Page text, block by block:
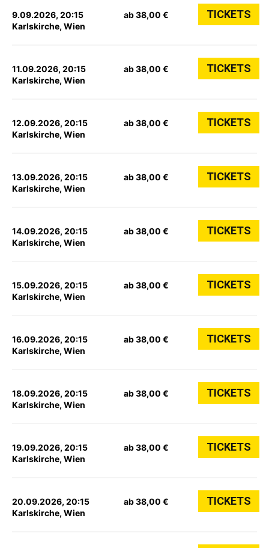
9.09.2026, 20:15
Karlskirche, Wien
ab 38,00 € TICKETS
11.09.2026, 20:15
Karlskirche, Wien
ab 38,00 € TICKETS
12.09.2026, 20:15
Karlskirche, Wien
ab 38,00 € TICKETS
13.09.2026, 20:15
Karlskirche, Wien
ab 38,00 € TICKETS
14.09.2026, 20:15
Karlskirche, Wien
ab 38,00 € TICKETS
15.09.2026, 20:15
Karlskirche, Wien
ab 38,00 € TICKETS
16.09.2026, 20:15
Karlskirche, Wien
ab 38,00 € TICKETS
18.09.2026, 20:15
Karlskirche, Wien
ab 38,00 € TICKETS
19.09.2026, 20:15
Karlskirche, Wien
ab 38,00 € TICKETS
20.09.2026, 20:15
Karlskirche, Wien
ab 38,00 € TICKETS